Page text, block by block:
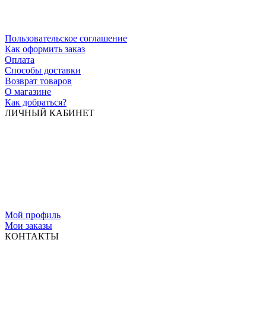
Пользовательское соглашение
Как оформить заказ
Оплата
Способы доставки
Возврат товаров
О магазине
Как добраться?
ЛИЧНЫЙ КАБИНЕТ
Мой профиль
Мои заказы
КОНТАКТЫ